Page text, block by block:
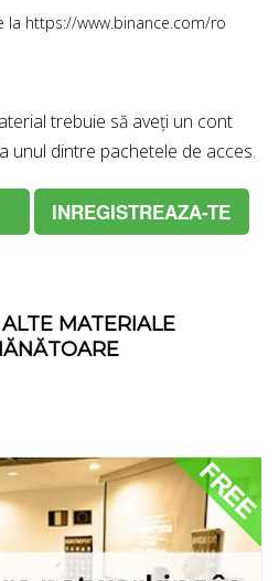
la https://www.binance.com/ro
trebuie să aveți un cont
unul dintre pachetele de acces.
INREGISTREAZA-TE
MATERIALE